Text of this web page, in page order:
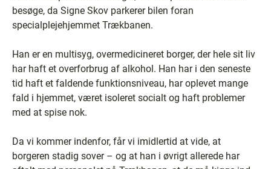
besøge, da Signe Skov parkerer bilen foran
specialplejehjemmet Trækbanen.
Han er en multisyg, overmedicineret borger, der hele sit liv
har haft et overforbrug af alkohol. Han har i den seneste
tid haft et faldende funktionsniveau, har oplevet mange
fald i hjemmet, været isoleret socialt og haft problemer
med at spise nok.
Da vi kommer indenfor, får vi imidlertid at vide, at
borgeren stadig sover – og at han i øvrigt allerede har